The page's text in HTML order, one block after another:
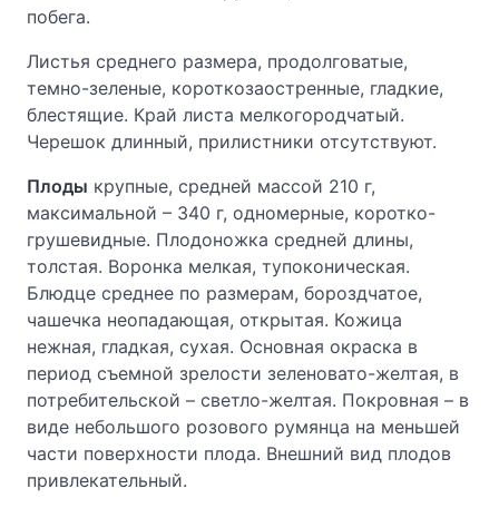
побега.
Листья среднего размера, продолговатые,
темно-зеленые, короткозаостренные, гладкие,
блестящие. Край листа мелкогородчатый.
Черешок длинный, прилистники отсутствуют.
Плоды крупные, средней массой 210 г,
максимальной – 340 г, одномерные, коротко-
грушевидные. Плодоножка средней длины,
толстая. Воронка мелкая, тупоконическая.
Блюдце среднее по размерам, бороздчатое,
чашечка неопадающая, открытая. Кожица
нежная, гладкая, сухая. Основная окраска в
период съемной зрелости зеленовато-желтая, в
потребительской – светло-желтая. Покровная – в
виде небольшого розового румянца на меньшей
части поверхности плода. Внешний вид плодов
привлекательный.